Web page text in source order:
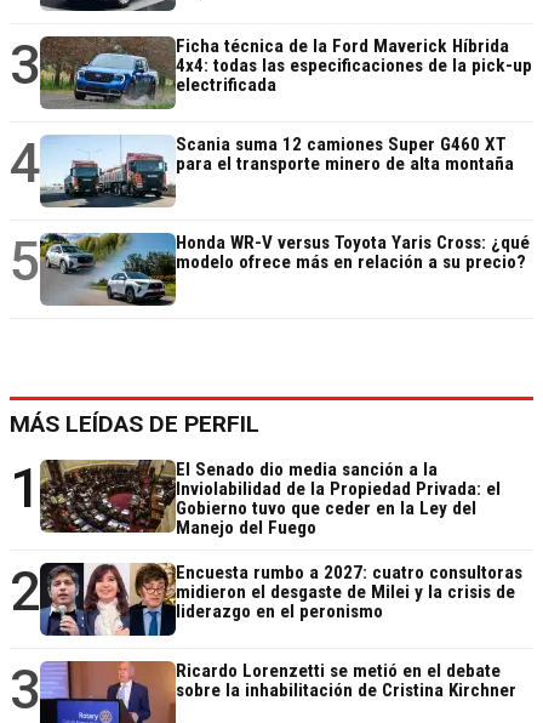
3
Ficha técnica de la Ford Maverick Híbrida
4x4: todas las especificaciones de la pick-up
electrificada
4
Scania suma 12 camiones Super G460 XT
para el transporte minero de alta montaña
5
Honda WR-V versus Toyota Yaris Cross: ¿qué
modelo ofrece más en relación a su precio?
MÁS LEÍDAS DE PERFIL
1
El Senado dio media sanción a la
Inviolabilidad de la Propiedad Privada: el
Gobierno tuvo que ceder en la Ley del
Manejo del Fuego
2
Encuesta rumbo a 2027: cuatro consultoras
midieron el desgaste de Milei y la crisis de
liderazgo en el peronismo
3
Ricardo Lorenzetti se metió en el debate
sobre la inhabilitación de Cristina Kirchner